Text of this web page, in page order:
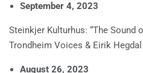
September 4, 2023
Steinkjer Kulturhus: “The Sound
Trondheim Voices & Eirik Hegdal
August 26, 2023